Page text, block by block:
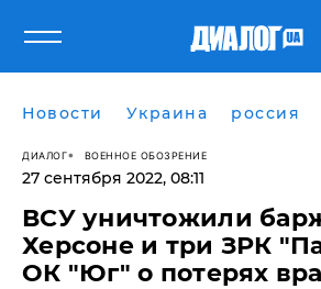
Новости Украина россия
ДИАЛОГ ВОЕННОЕ ОБОЗРЕНИЕ
27 сентября 2022, 08:11
​ВСУ уничтожили
Херсоне и три ЗРК
ОК "Юг" о потерях